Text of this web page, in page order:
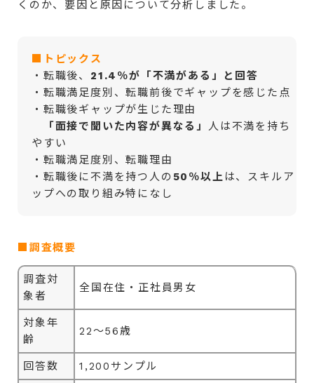
くのか、要因と原因について分析しました。
■トピックス
・転職後、 21.4％が「不満がある」と回答
・転職満足度別、転職前後でギャップを感じた点
・転職後ギャップが生じた理由
「面接で聞いた内容が異なる」 人は不満を持ち
やすい
・転職満足度別、転職理由
・転職後に不満を持つ人の 50％以上 は、スキルア
ップへの取り組み特になし
■調査概要
調査対
象者
全国在住・正社員男女
対象年
齢
22～56歳
回答数 1,200サンプル